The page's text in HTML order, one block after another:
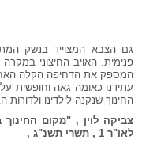
גם הצבא המצוייד בנשק
פנימית. האויב החיצוני
המספק את הדחיפה הקלה
עתידנו כאומה גאה וחופשית
החינוך שנקנה לילדינו ולדורות
צביקה לוין , "מקום
לאו"ר 1 , תשרי תשנ"ג ,